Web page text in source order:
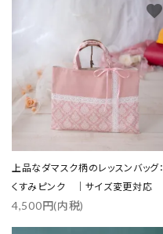
上品なダマスク柄のレッスンバッグ：
くすみピンク ｜サイズ変更対応
4,500円(内税)
favorite